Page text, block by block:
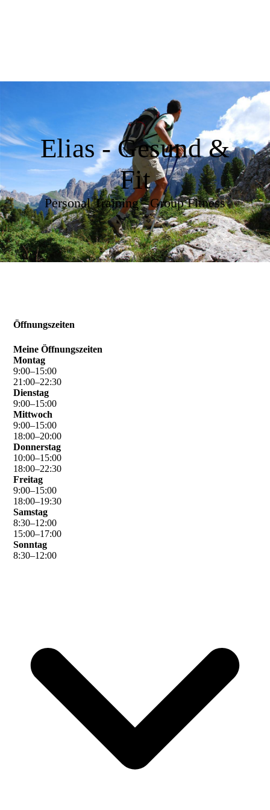
Elias - Gesund &
Fit
Personal Training - Group Fitness
Öffnungszeiten
Meine Öffnungszeiten
Montag
9:00–15:00
21 :00–22:30
Dienstag
9:00–15:00
Mittwoch
9:00–15:00
18:00–20:00
Donnerstag
10:00–15:00
18:00–22:30
Freitag
9:00–15:00
18:00–19:30
Samstag
8:30–12:00
15:00–17:00
Sonntag
8:30–12:00